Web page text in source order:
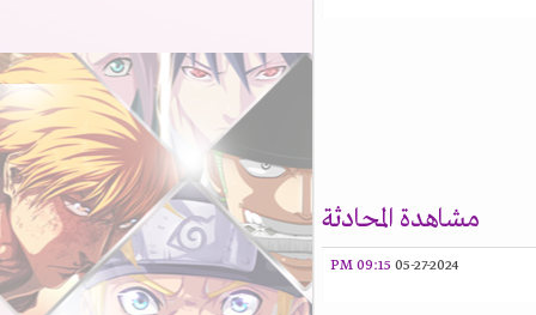
مشاهدة المحادثة
05-27-2024
09:15 PM